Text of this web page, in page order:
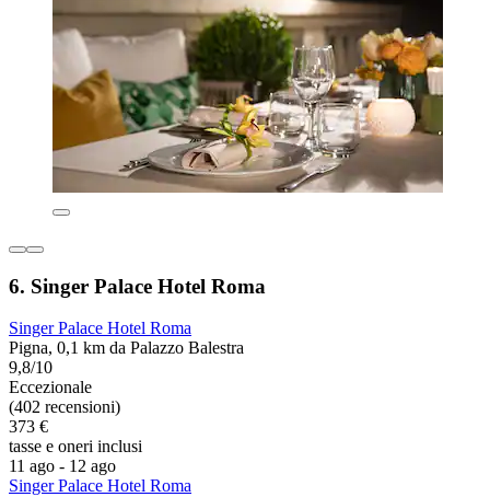
6. Singer Palace Hotel Roma
Singer Palace Hotel Roma
Pigna, 0,1 km da Palazzo Balestra
9,8/10
Eccezionale
(402 recensioni)
373 €
tasse e oneri inclusi
11 ago - 12 ago
Singer Palace Hotel Roma